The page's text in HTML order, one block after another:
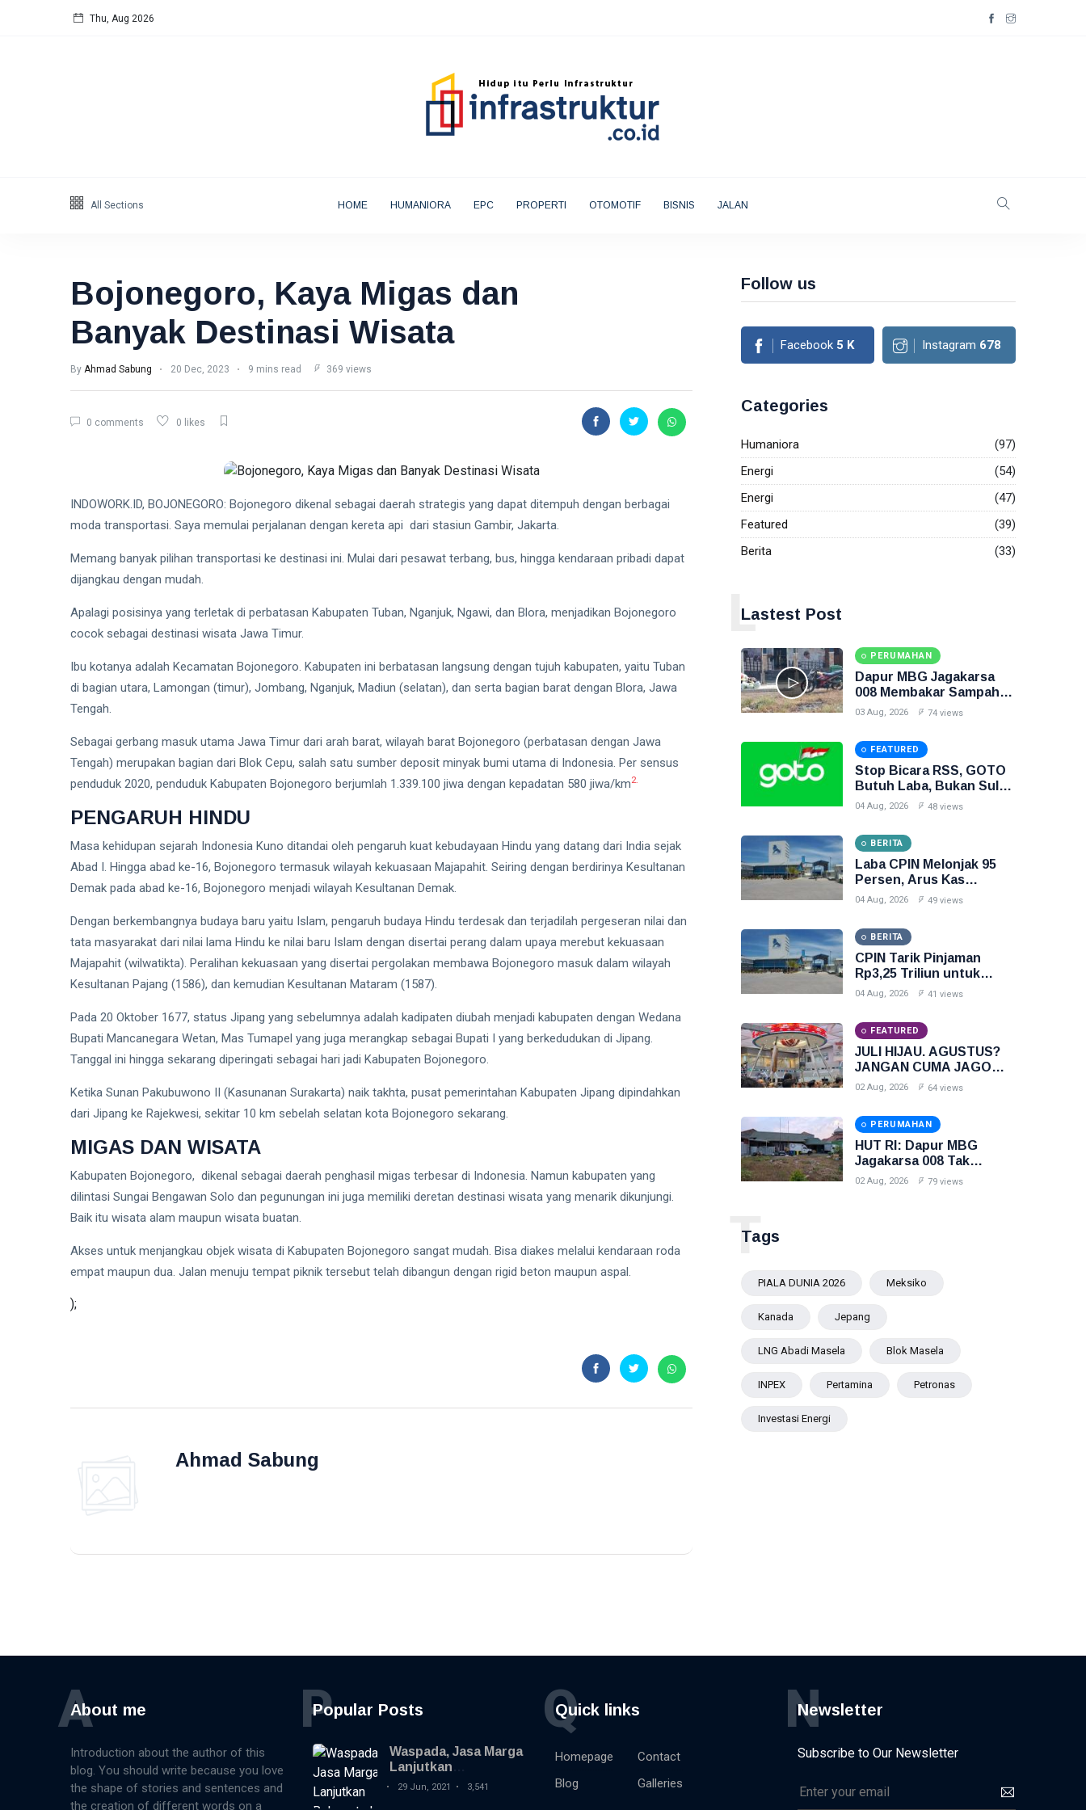
Humaniora
(33)
Lastest Post
PERUMAHAN
Sampah di
Inilah
Stop
Bicara
GOTO
Laba,
Sulap
Angka
Aug,
2026
views
Laba
CPIN
Melonjak
Persen,
Arus Kas
Operasi
Malah
Persen
49
BERITA
CPIN
Pinjaman
Triliun
untuk
Dividen
Triliun
04
41
FEATURED
AGUSTUS?
JANGAN
JAGO
PASANG
2026
64
PERUMAHAN
HUT RI:
Dapur
MBG
008 Tak
Pasang
Putih
2026
Meksiko
Kanada
Thu, Aug 2026
All Sections HOME HUMANIORA EPC PROPERTI OTOMOTIF BISNIS JALAN
Bojonegoro, Kaya Migas dan
Banyak Destinasi Wisata
By Ahmad Sabung 20 Dec, 2023 9 mins read 369 views
0 comments 0 likes
INDOWORK.ID, BOJONEGORO: Bojonegoro dikenal sebagai daerah strategis yang dapat ditempuh dengan berbagai
moda transportasi. Saya memulai perjalanan dengan kereta api dari stasiun Gambir, Jakarta.
Memang banyak pilihan transportasi ke destinasi ini. Mulai dari pesawat terbang, bus, hingga kendaraan pribadi dapat
dijangkau dengan mudah.
Apalagi posisinya yang terletak di perbatasan Kabupaten Tuban, Nganjuk, Ngawi, dan Blora, menjadikan Bojonegoro
cocok sebagai destinasi wisata Jawa Timur.
Ibu kotanya adalah Kecamatan Bojonegoro. Kabupaten ini berbatasan langsung dengan tujuh kabupaten, yaitu Tuban
di bagian utara, Lamongan (timur), Jombang, Nganjuk, Madiun (selatan), dan serta bagian barat dengan Blora, Jawa
Tengah.
Sebagai gerbang masuk utama Jawa Timur dari arah barat, wilayah barat Bojonegoro (perbatasan dengan Jawa
Tengah) merupakan bagian dari Blok Cepu, salah satu sumber deposit minyak bumi utama di Indonesia. Per sensus
penduduk 2020, penduduk Kabupaten Bojonegoro berjumlah 1.339.100 jiwa dengan kepadatan 580 jiwa/km2.
PENGARUH HINDU
Masa kehidupan sejarah Indonesia Kuno ditandai oleh pengaruh kuat kebudayaan Hindu yang datang dari India sejak
Abad I. Hingga abad ke-16, Bojonegoro termasuk wilayah kekuasaan Majapahit. Seiring dengan berdirinya Kesultanan
Demak pada abad ke-16, Bojonegoro menjadi wilayah Kesultanan Demak.
Dengan berkembangnya budaya baru yaitu Islam, pengaruh budaya Hindu terdesak dan terjadilah pergeseran nilai dan
tata masyarakat dari nilai lama Hindu ke nilai baru Islam dengan disertai perang dalam upaya merebut kekuasaan
Majapahit (wilwatikta). Peralihan kekuasaan yang disertai pergolakan membawa Bojonegoro masuk dalam wilayah
Kesultanan Pajang (1586), dan kemudian Kesultanan Mataram (1587).
Pada 20 Oktober 1677, status Jipang yang sebelumnya adalah kadipaten diubah menjadi kabupaten dengan Wedana
Bupati Mancanegara Wetan, Mas Tumapel yang juga merangkap sebagai Bupati I yang berkedudukan di Jipang.
Tanggal ini hingga sekarang diperingati sebagai hari jadi Kabupaten Bojonegoro.
Ketika Sunan Pakubuwono II (Kasunanan Surakarta) naik takhta, pusat pemerintahan Kabupaten Jipang dipindahkan
dari Jipang ke Rajekwesi, sekitar 10 km sebelah selatan kota Bojonegoro sekarang.
MIGAS DAN WISATA
Kabupaten Bojonegoro, dikenal sebagai daerah penghasil migas terbesar di Indonesia. Namun kabupaten yang
dilintasi Sungai Bengawan Solo dan pegunungan ini juga memiliki deretan destinasi wisata yang menarik dikunjungi.
Baik itu wisata alam maupun wisata buatan.
Akses untuk menjangkau objek wisata di Kabupaten Bojonegoro sangat mudah. Bisa diakes melalui kendaraan roda
empat maupun dua. Jalan menuju tempat piknik tersebut telah dibangun dengan rigid beton maupun aspal.
);
Ahmad Sabung
Follow us
Facebook 5 K Instagram 678
Categories
Humaniora
(97)
Energi
(54)
Energi
(47)
Featured
(39)
Berita
(33)
Lastest Post
L
PERUMAHAN
Dapur MBG Jagakarsa
008 Membakar Sampah di
Halaman, Inilah
03 Aug, 2026 74 views
FEATURED
Stop Bicara RSS, GOTO
Butuh Laba, Bukan Sulap
Angka
04 Aug, 2026 48 views
BERITA
Laba CPIN Melonjak 95
Persen, Arus Kas
Operasi Malah Turun 19
04 Aug, 2026 49 views
BERITA
CPIN Tarik Pinjaman
Rp3,25 Triliun untuk
Bayar Dividen Rp2,95
04 Aug, 2026 41 views
FEATURED
JULI HIJAU. AGUSTUS?
JANGAN CUMA JAGO
PASANG BENDERA
02 Aug, 2026 64 views
PERUMAHAN
HUT RI: Dapur MBG
Jagakarsa 008 Tak
Pasang Merah Putih
02 Aug, 2026 79 views
Tags
T
PIALA DUNIA 2026 Meksiko
Kanada Jepang
LNG Abadi Masela Blok Masela
INPEX Pertamina Petronas
Investasi Energi
About me
A
Introduction about the author of this
blog. You should write because you love
the shape of stories and sentences and
the creation of different words on a
Popular Posts
P
Waspada, Jasa Marga
Lanjutkan
Rekonstruksi
29 Jun, 2021 3,541
Quick links
Q
Homepage
Blog
Contact
Galleries
Newsletter
N
Subscribe to Our Newsletter